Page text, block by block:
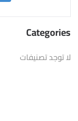
Categories
لا توجد تصنيفات